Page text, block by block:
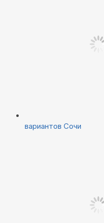
вариантов Сочи